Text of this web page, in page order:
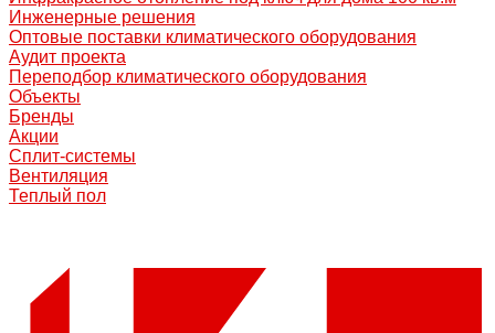
Инженерные решения
Оптовые поставки климатического оборудования
Аудит проекта
Переподбор климатического оборудования
Объекты
Бренды
Акции
Сплит-системы
Вентиляция
Теплый пол